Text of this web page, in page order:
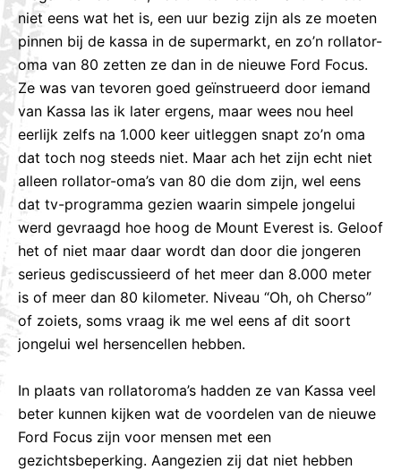
niet eens wat het is, een uur bezig zijn als ze moeten
pinnen bij de kassa in de supermarkt, en zo’n rollator-
oma van 80 zetten ze dan in de nieuwe Ford Focus.
Ze was van tevoren goed geïnstrueerd door iemand
van Kassa las ik later ergens, maar wees nou heel
eerlijk zelfs na 1.000 keer uitleggen snapt zo’n oma
dat toch nog steeds niet. Maar ach het zijn echt niet
alleen rollator-oma’s van 80 die dom zijn, wel eens
dat tv-programma gezien waarin simpele jongelui
werd gevraagd hoe hoog de Mount Everest is. Geloof
het of niet maar daar wordt dan door die jongeren
serieus gediscussieerd of het meer dan 8.000 meter
is of meer dan 80 kilometer. Niveau “Oh, oh Cherso”
of zoiets, soms vraag ik me wel eens af dit soort
jongelui wel hersencellen hebben.
In plaats van rollatoroma’s hadden ze van Kassa veel
beter kunnen kijken wat de voordelen van de nieuwe
Ford Focus zijn voor mensen met een
gezichtsbeperking. Aangezien zij dat niet hebben